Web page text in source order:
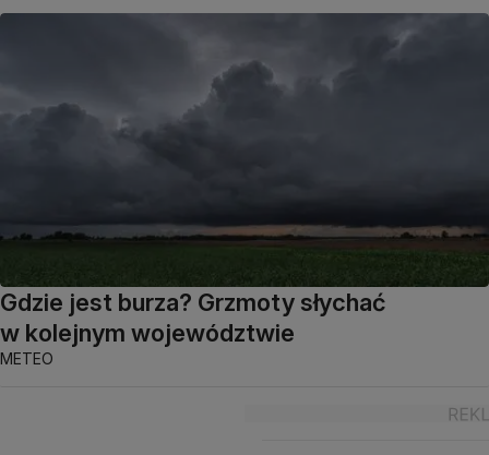
Gdzie jest burza? Grzmoty słychać
w kolejnym województwie
METEO